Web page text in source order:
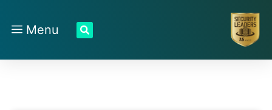
Menu